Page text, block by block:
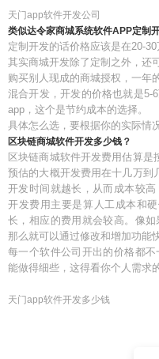
天门app软件开发公司
类似达令家商城系统软件APP定制
定制开发的话价格应该是在20-
其实商城开发除了定制之外，还
购买别人现成的商城授权，一年
混合开发，开发的价格也就是5-
app，这个是节约成本的选择。
具体怎么选，要根据你的实际情
区块链商城软件开发多少钱？
区块链商城软件开发费用估算是
预估的大概开发费用在十几万到
开发时间就越长，从而成本较高
开发费用主要是算人工成本和
长，相应的费用就会较高。像
那么就可以通过修改和增加功能
每一个软件公司开出的价格都
能做得细些，这得看你个人需求
天门app软件开发多少钱